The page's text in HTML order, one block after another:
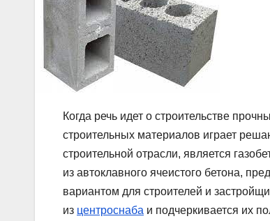
Когда речь идет о строительстве
строительных материалов играет
строительной отрасли, является
из автоклавного ячеистого бетона,
вариантом для строителей и
из центроснаба и подчеркивается их